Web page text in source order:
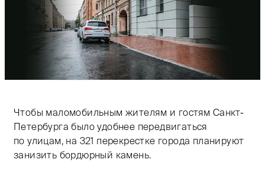
Чтобы маломобильным жителям и гостям Санкт-
Петербурга было удобнее передвигаться
по улицам, на 321 перекрестке города планируют
занизить бордюрный камень.